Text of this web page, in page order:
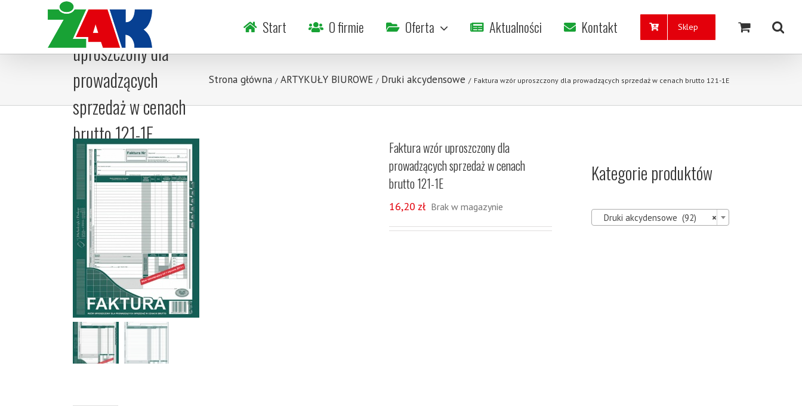
Start O firmie Oferta Aktualności Kontakt Sklep
Faktura wzór
uproszczony dla
prowadzących
sprzedaż w cenach
brutto 121-1E
Strona główna / ARTYKUŁY BIUROWE / Druki akcydensowe / Faktura wzór uproszczony dla prowadzących sprzedaż w cenach brutto 121-1E
Faktura wzór uproszczony dla
prowadzących sprzedaż w cenach
brutto 121-1E
16,20 zł Brak w magazynie
Kategorie produktów
×
Druki akcydensowe (92)